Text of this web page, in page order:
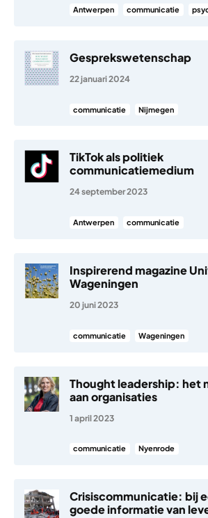
Antwerpen communicatie
Gesprekswetenschap
22 januari 2024
communicatie Nijmegen
TikTok als politiek
communicatiemedium
24 september 2023
Antwerpen communicatie
Inspirerend magazine
Wageningen
20 juni 2023
communicatie Wageningen
Thought leadership: het
aan organisaties
1 april 2023
communicatie Nyenrode
Crisiscommunicatie: bij
goede informatie van